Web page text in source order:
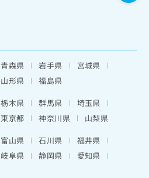
青森県 岩手県
宮城県
山形県
福島県
栃木県 群馬県
埼玉県
東京都 神奈川県
山梨県
富山県 石川県
福井県
岐阜県 静岡県
愛知県